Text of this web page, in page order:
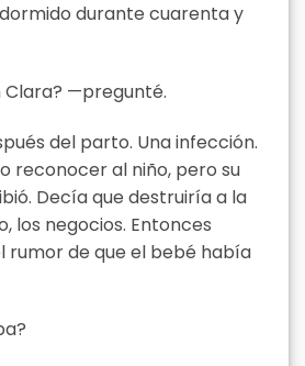
durante cuarenta y
—pregunté.
del parto. Una infección.
reconocer al niño, pero su
Decía que destruiría a la
los negocios. Entonces
rumor de que el bebé había